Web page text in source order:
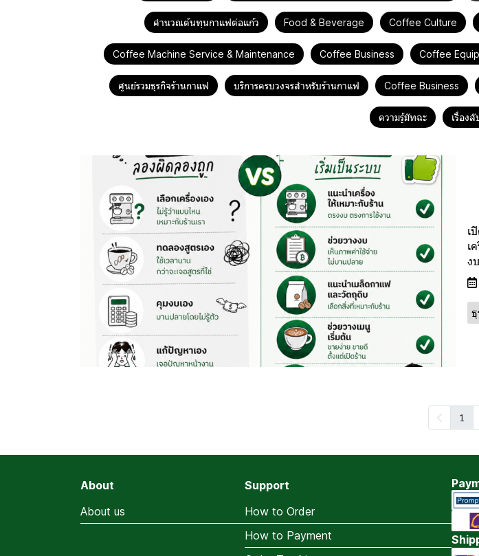
คำนวณต้นทุนกาแฟต่อแก้ว Food & Beverage Coffee Culture
Coffee Machine Service & Maintenance Coffee Business Coffee
ศูนย์รวมธุรกิจร้านกาแฟ บริการครบวงจรสำหรับร้านกาแฟ Coffee Business
ความรู้มัทฉะ เรื่อง
เ
เ
ง
1
About
About us
Support
How to Order
How to Payment